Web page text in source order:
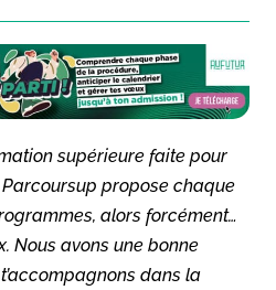
supérieure faite pour
Parcoursup propose chaque
alors forcément…
Nous avons une bonne
dans la